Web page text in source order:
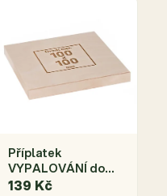
Příplatek
VYPALOVÁNÍ do
rozměru
139 Kč